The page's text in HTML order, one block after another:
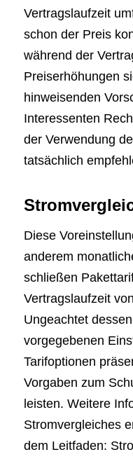
Vertragslaufzeit
schon der Preis
während der
Preiserhöhungen
hinweisenden
Interessenten
der Verwendung
tatsächlich
Diese
anderem
schließen
Vertragslaufzeit
Ungeachtet
vorgegebenen
Tarifoptionen
Vorgaben zum
leisten. Weitere
Stromvergleiches
dem Leitfaden: